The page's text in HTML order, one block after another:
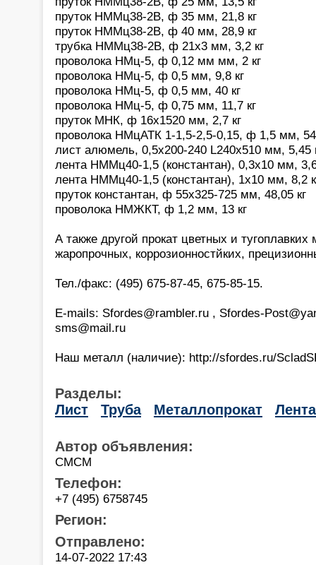
пруток НММц38-2В, ф 35 мм, 21,8 кг
пруток НММц38-2В, ф 40 мм, 28,9 кг
трубка НММц38-2В, ф 21х3 мм, 3,2 кг
проволока НМц-5, ф 0,12 мм мм, 2 кг
проволока НМц-5, ф 0,5 мм, 9,8 кг
проволока НМц-5, ф 0,5 мм, 40 кг
проволока НМц-5, ф 0,75 мм, 11,7 кг
пруток МНК, ф 16х1520 мм, 2,7 кг
проволока НМцАТК 1-1,5-2,5-0,15, ф 1,5 мм,
лист алюмель, 0,5х200-240 L240x510 мм, 5,45
лента НММц40-1,5 (константан), 0,3х10 мм, 3,6
лента НММц40-1,5 (константан), 1х10 мм, 8,2
пруток константан, ф 55х325-725 мм, 48,05 кг
проволока НМЖКТ, ф 1,2 мм, 13 кг
А также другой прокат цветных и тугоплавких
жаропрочных, коррозионностйких,
Тел./факс: (495) 675-87-45, 675-85-15.
E-mails: Sfordes@rambler.ru , Sfordes-
sms@mail.ru
Наш металл (наличие): http://sfordes.ru/
Разделы:
Лист
Труба Металлопрокат Лента
Автор объявления:
СМСМ
Телефон:
+7 (495) 6758745
Регион:
Отправлено:
14-07-2022 17:43